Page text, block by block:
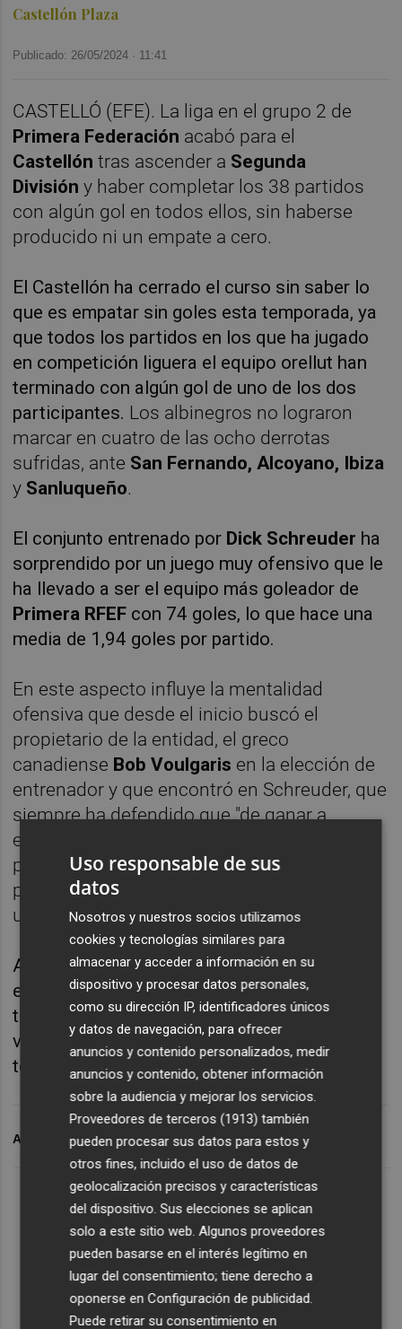
Castellón Plaza
Publicado: 26/05/2024 · 11:41
CASTELLÓ (EFE). La liga en el grupo 2 de
Primera Federación acabó para el
Castellóntras ascender a Segunda
Divisióny haber completar los 38 partidos
con algún gol en todos ellos, sin haberse
producido ni un empate a cero.
El Castellón ha cerrado el curso sin saber lo
que es empatar sin goles esta temporada, ya
que todos los partidos en los que ha jugado
en competición liguera el equipo orellut han
terminado con algún gol de uno de los dos
participantes. Los albinegros no lograron
marcar en cuatro de las ocho derrotas
sufridas, ante San Fernando, Alcoyano, Ibiza
y Sanluqueño.
El conjunto entrenado por Dick Schreuder ha
sorprendido por un juego muy ofensivo que le
ha llevado a ser el equipo más goleador de
Primera RFEF con 74 goles, lo que hace una
media de 1,94 goles por partido.
En este aspecto influye la mentalidad
ofensiva que desde el inicio buscó el
propietario de la entidad, el greco
canadiense Bob Voulgaris en la elección de
entrenador y que encontró en Schreuder, que
siempre ha defendido que "de ganar a
empatar ganas dos puntos y de empatar a
perder, pierdes solo uno", de ahí su anhelo
por buscar la victoria incidiendo siempre en
un planteamiento ofensivo.
Así, además de las ocho derrotas reseñadas,
el Castellón solo empató cuatro partidos,
todos ellos con goles, frente a las 26
victorias con las que ha cerrado la
temporada.
ARCHIVADO EN CD CASTELLÓN PRIMERA FEDERACIÓN
Uso responsable de sus
datos
Nosotros y nuestros socios utilizamos
cookies y tecnologías similares para
almacenar y acceder a información en su
dispositivo y procesar datos personales,
como su dirección IP, identificadores únicos
y datos de navegación, para ofrecer
anuncios y contenido personalizados, medir
anuncios y contenido, obtener información
sobre la audiencia y mejorar los servicios.
Proveedores de terceros (1913) también
pueden procesar sus datos para estos y
otros fines, incluido el uso de datos de
geolocalización precisos y características
del dispositivo. Sus elecciones se aplican
solo a este sitio web. Algunos proveedores
pueden basarse en el interés legítimo en
lugar del consentimiento; tiene derecho a
oponerse enConfiguración de publicidad.
Puede retirar su consentimiento en